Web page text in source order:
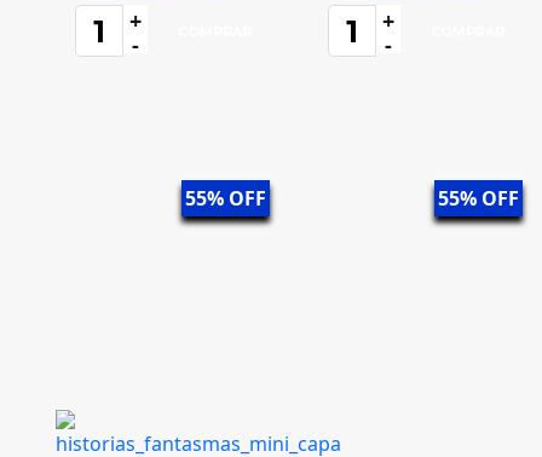
+
-
+
-
55% OFF 55% OFF